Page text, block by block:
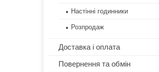
Настінні годинники
Розпродаж
Доставка і оплата
Повернення та обмін